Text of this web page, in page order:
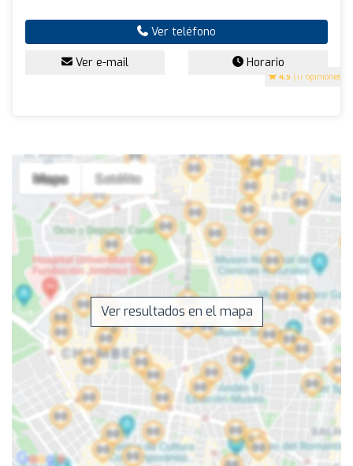
4.5 (17 opiniones)
Ver teléfono
Ver e-mail Horario
Ver resultados en el mapa